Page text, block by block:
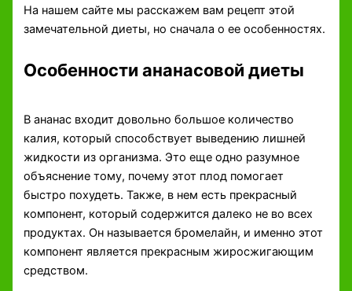
На нашем сайте мы расскажем вам рецепт этой
замечательной диеты, но сначала о ее особенностях.
Особенности ананасовой диеты
В ананас входит довольно большое количество
калия, который способствует выведению лишней
жидкости из организма. Это еще одно разумное
объяснение тому, почему этот плод помогает
быстро похудеть. Также, в нем есть прекрасный
компонент, который содержится далеко не во всех
продуктах. Он называется бромелайн, и именно этот
компонент является прекрасным жиросжигающим
средством.